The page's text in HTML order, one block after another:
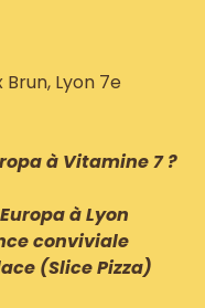
Lyon 7e
à Vitamine 7 ?
à Lyon
conviviale
(Slice Pizza)